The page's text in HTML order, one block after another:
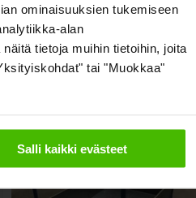
ominaisuuksien tukemiseen
alan
tietoja muihin tietoihin, joita
tai "Muokkaa"
Salli kaikki evästeet